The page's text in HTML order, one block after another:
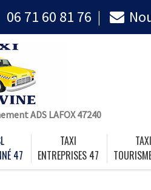
06 71 60 81 76
ADS LAFOX 47240
47
TAXI
ENTREPRISES 47
TAXI